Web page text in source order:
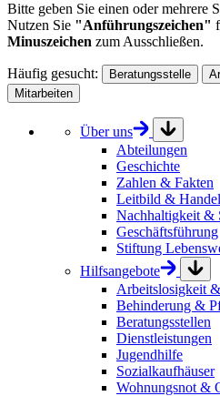
Bitte geben Sie einen oder mehrere
Nutzen Sie "Anführungszeichen"
Minuszeichen zum Ausschließen.
Häufig gesucht: Beratungsstelle
Mitarbeiten
Über uns
Abteilungen
Geschichte
Zahlen & Fakten
Leitbild &
Nachhaltigkeit &
Geschäftsführung
Stiftung
Hilfsangebote
Arbeitslosigkeit
Behinderung &
Beratungsstellen
Dienstleistungen
Jugendhilfe
Sozialkaufhäuser
Wohnungsnot &